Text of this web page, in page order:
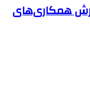
همکاری‌های